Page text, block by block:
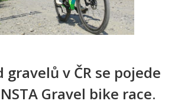
gravelů v ČR se pojede
Gravel bike race.